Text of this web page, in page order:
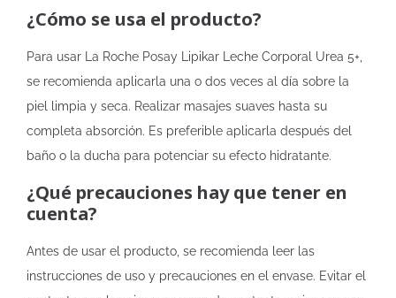
¿Cómo se usa el producto?
Para usar La Roche Posay Lipikar Leche Corporal Urea 5+,
se recomienda aplicarla una o dos veces al día sobre la
piel limpia y seca. Realizar masajes suaves hasta su
completa absorción. Es preferible aplicarla después del
baño o la ducha para potenciar su efecto hidratante.
¿Qué precauciones hay que tener en
cuenta?
Antes de usar el producto, se recomienda leer las
instrucciones de uso y precauciones en el envase. Evitar el